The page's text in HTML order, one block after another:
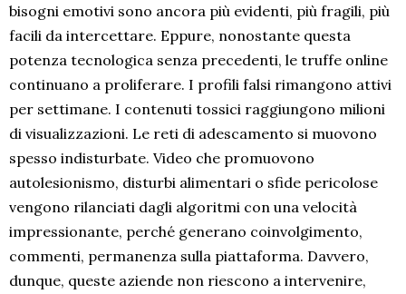
bisogni emotivi sono ancora più evidenti, più fragili, più
facili da intercettare. Eppure, nonostante questa
potenza tecnologica senza precedenti, le truffe online
continuano a proliferare. I profili falsi rimangono attivi
per settimane. I contenuti tossici raggiungono milioni
di visualizzazioni. Le reti di adescamento si muovono
spesso indisturbate. Video che promuovono
autolesionismo, disturbi alimentari o sfide pericolose
vengono rilanciati dagli algoritmi con una velocità
impressionante, perché generano coinvolgimento,
commenti, permanenza sulla piattaforma. Davvero,
dunque, queste aziende non riescono a intervenire,